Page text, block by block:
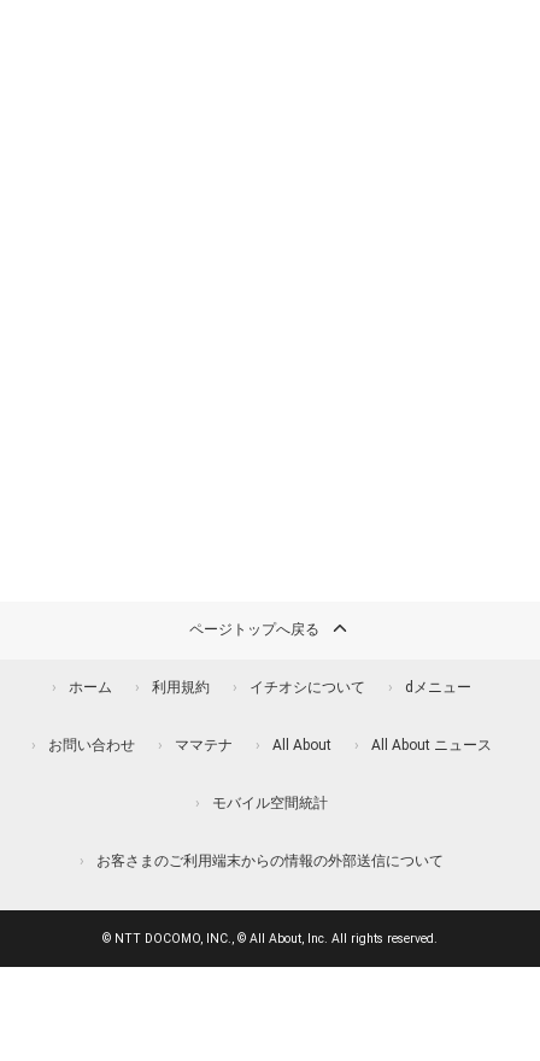
ページトップへ戻る
ホーム 利用規約 イチオシについて dメニュー
お問い合わせ ママテナ All About All About ニュース
モバイル空間統計
お客さまのご利用端末からの情報の外部送信について
© NTT DOCOMO, INC., © All About, Inc. All rights reserved.